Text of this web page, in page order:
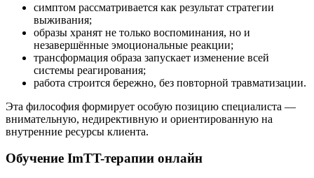
симптом рассматривается как результат стратегии
выживания;
образы хранят не только воспоминания, но и
незавершённые эмоциональные реакции;
трансформация образа запускает изменение всей
системы реагирования;
работа строится бережно, без повторной травматизации.
Эта философия формирует особую позицию специалиста —
внимательную, недирективную и ориентированную на
внутренние ресурсы клиента.
Обучение ImTT-терапии онлайн